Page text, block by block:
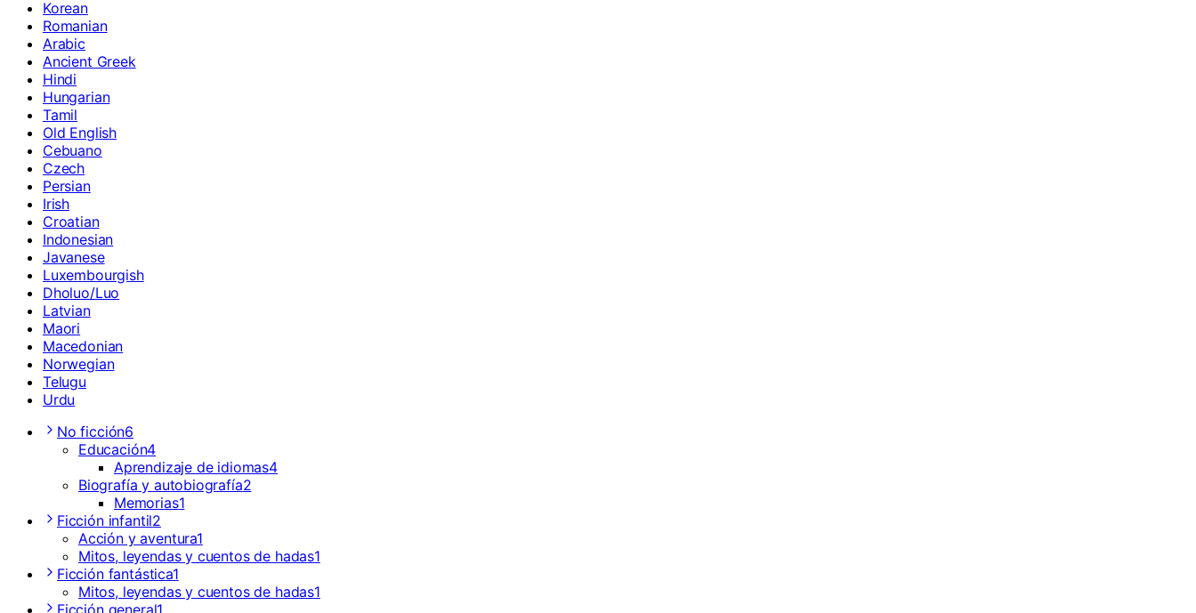
Korean
Romanian
Arabic
Ancient Greek
Hindi
Hungarian
Tamil
Old English
Cebuano
Czech
Persian
Irish
Croatian
Indonesian
Javanese
Luxembourgish
Dholuo/Luo
Latvian
Maori
Macedonian
Norwegian
Telugu
Urdu
No ficción6
Educación4
Aprendizaje de idiomas4
Biografía y autobiografía2
Memorias1
Ficción infantil2
Acción y aventura1
Mitos, leyendas y cuentos de hadas1
Ficción fantástica1
Mitos, leyendas y cuentos de hadas1
Ficción general1